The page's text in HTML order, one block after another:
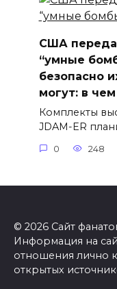
США
“умные
безопасно
могут: в
Комплекты
JDAM-ER
0 248
© 2026 Сайт
Информация на
отношения лично
открытых